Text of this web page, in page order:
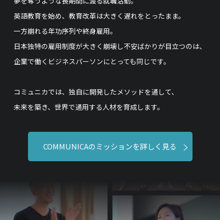
英語教育を始め、教育改革は大きく遅れをとったまま。
一方崩れる年功序列や終身雇用。
日本独特の雇用制度が大きく崩壊し不安ばかりが目立つのは、
企業で働くビジネスパーソンにとっても同じです。
コミュニカでは、独自に開発したメソッドを通して、
未来を築き、世界で通用する人材を育成します。
COMMUNICAのミッションを詳しく見る